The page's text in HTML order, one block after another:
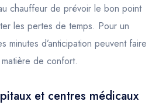
chauffeur de prévoir le bon point
les pertes de temps. Pour un
minutes d’anticipation peuvent faire
de confort.
et centres médicaux